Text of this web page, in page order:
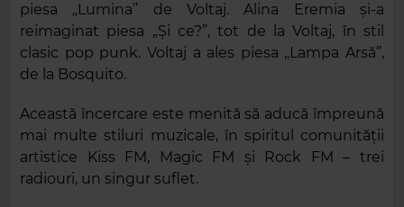
piesa „Lumina” de Voltaj. Alina Eremia și-a
reimaginat piesa „Și ce?”, tot de la Voltaj, în stil
clasic pop punk. Voltaj a ales piesa „Lampa Arsă”,
de la Bosquito.
Această încercare este menită să aducă împreună
mai multe stiluri muzicale, în spiritul comunității
artistice Kiss FM, Magic FM și Rock FM – trei
radiouri, un singur suflet.